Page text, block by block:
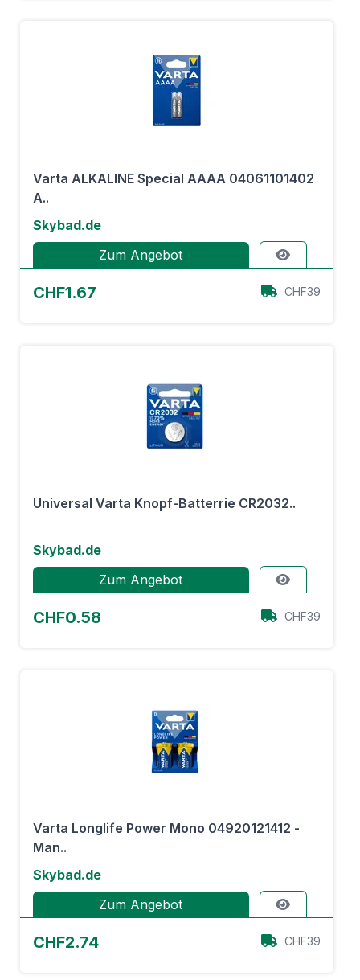
Varta ALKALINE Special AAAA 04061101402
A..
Skybad.de
Zum Angebot
CHF1.67 CHF39
Universal Varta Knopf-Batterrie CR2032..
Skybad.de
Zum Angebot
CHF0.58 CHF39
Varta Longlife Power Mono 04920121412 -
Man..
Skybad.de
Zum Angebot
CHF2.74 CHF39